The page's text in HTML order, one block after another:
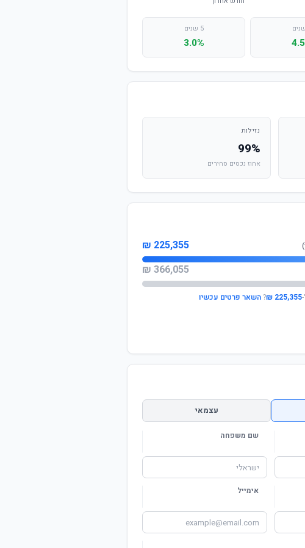
5 שנים
3.0%
נזילות
99%
אחוז נכסים סחירים
225,355 ₪
366,055 ₪
225,355 ₪
?השאר פרטים עכשיו
עצמאי
שם משפחה
אימייל